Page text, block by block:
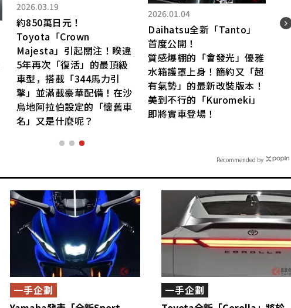
2026.03.19
約850萬日元！
Toyota「Crown
Majesta」引起關注！睽違
5年再次「復活」的最頂級
車型，搭載「344馬力引
擎」並滿載豪華配備！在沙
烏地阿拉伯設定的「懷舊車
名」又是什麼呢？
2026.01.04
Daihatsu全新「Tanto」
首度公開！
質感爆棚的「會發光」優雅
水箱護罩上身！簡約又「超
有氣勢」的最新改裝版本！
美到不行的「Kuromeki」
即將實車登場！
一手企劃 一手企劃
Recommended by